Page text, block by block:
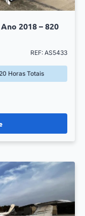
2018 – 820
REF: AS5433
Horas Totais